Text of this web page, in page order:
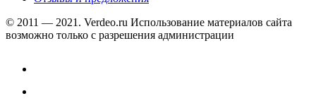
© 2011 — 2021. Verdeo.ru Использование материалов сайта
возможно только с разрешения администрации